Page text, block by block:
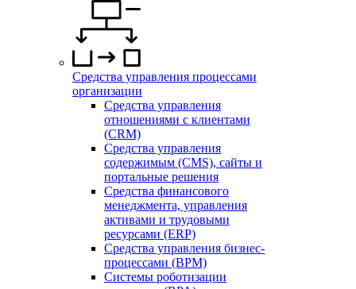
Средства управления процессами
организации
Средства управления
отношениями с клиентами
(CRM)
Средства управления
содержимым (CMS), сайты и
портальные решения
Средства финансового
менеджмента, управления
активами и трудовыми
ресурсами (ERP)
Средства управления бизнес-
процессами (BPM)
Системы роботизации